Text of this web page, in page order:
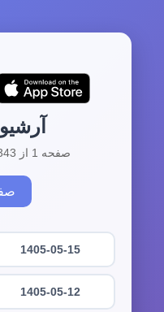
صفحه 1 از 343 | مجموع 3424 آرشیو
1405-05-15
1405-05-12